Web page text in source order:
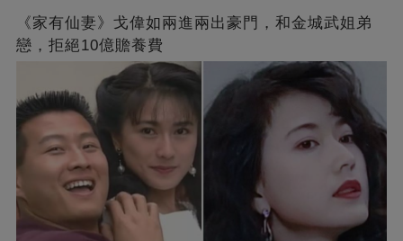
《家有仙妻》戈偉如兩進兩出豪門，和金城武姐弟
戀，拒絕10億贍養費